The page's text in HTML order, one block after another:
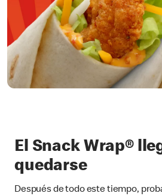
El Snack Wrap®
quedarse
Después de todo este tiempo,